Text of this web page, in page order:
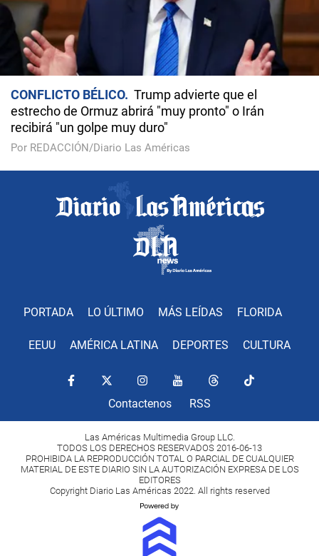
CONFLICTO BÉLICO
Trump advierte que el
estrecho de Ormuz abrirá "muy pronto" o Irán
recibirá "un golpe muy duro"
Por REDACCIÓN/Diario Las Américas
PORTADA LO ÚLTIMO MÁS LEÍDAS FLORIDA
EEUU AMÉRICA LATINA DEPORTES CULTURA
Contactenos RSS
Las Américas Multimedia Group LLC.
TODOS LOS DERECHOS RESERVADOS 2016-06-13
PROHIBIDA LA REPRODUCCIÓN TOTAL O PARCIAL DE CUALQUIER
MATERIAL DE ESTE DIARIO SIN LA AUTORIZACIÓN EXPRESA DE LOS
EDITORES
Copyright Diario Las Américas 2022. All rights reserved